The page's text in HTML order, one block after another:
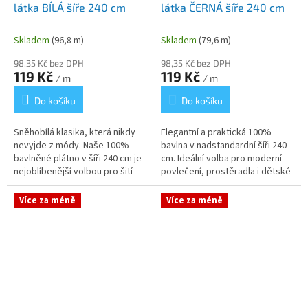
látka BÍLÁ šíře 240 cm
Skladem (96,8 m)
98,35 Kč bez DPH
119 Kč / m
Do košíku
Sněhobílá klasika, která nikdy
nevyjde z módy. Naše 100%
bavlněné plátno v šíři 240 cm je
nejoblíbenější volbou pro šití
bytového textilu, povlečení a
dětského vybavení. Díky...
látka ČERNÁ šíře 240 cm
Skladem (79,6 m)
98,35 Kč bez DPH
119 Kč / m
Do košíku
Elegantní a praktická 100%
bavlna v nadstandardní šíři 240
cm. Ideální volba pro moderní
povlečení, prostěradla i dětské
doplňky v trendy černobílém
stylu. Díky extra šířce...
Více za méně Více za méně